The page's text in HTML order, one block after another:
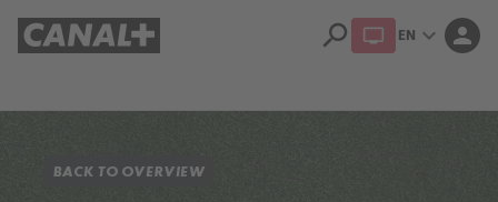
search EN expand_more person
BACK TO OVERVIEW